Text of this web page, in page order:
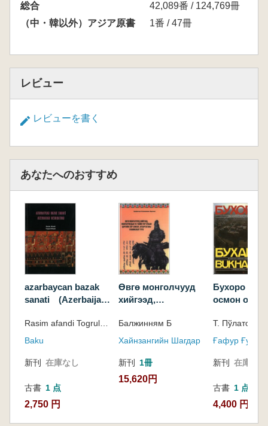
総合
42,089番 / 124,769冊
（中・韓以外）アジア原書
1番 / 47冊
レビュー
レビューを書く
あなたへのおすすめ
azarbaycan bazak
sanati (Azerbaijan
Rasim afandi Togrul afandi
Baku
新刊 在庫なし
古書 1 点
2,750 円
Өвгө монголчууд
хийгээд,
үеийн төр улсын
цэргийн зэр зэвсэг,
уламжлалт түүх(古
代モンゴルの伝統的
Балжинням Б
Хайнзангийн Шагдар
新刊 1冊
15,620円
Бухоро :
осмон
新刊 在庫なし
古書 1 点
4,400 円